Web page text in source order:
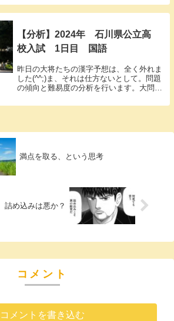
名・合計点数・合否結果の3つをお書きく
ださい。5つでも2つでもなく、3つお願い
【分析】2024年 石川県公立高
校入試 1日目 国語
昨日の大将たちの漢字予想は、全く外れま
した(^^;)ま、それは仕方ないとして。問題
の傾向と難易度の分析を行います。大問
書き4問の合計8問16点分。難易度は簡単で
満点を取る、という思考
詰め込みは悪か？
コメント
コメントを書き込む